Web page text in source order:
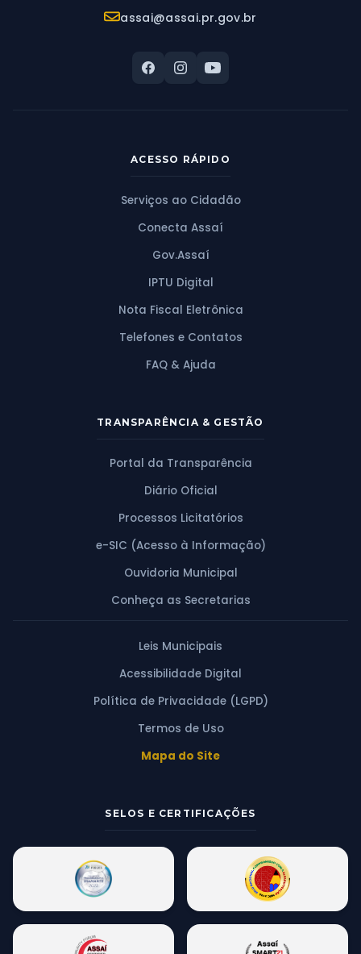
E-mail:
assai@assai.pr.gov.br
ACESSO RÁPIDO
Serviços ao Cidadão
Conecta Assaí
Gov.Assaí
IPTU Digital
Nota Fiscal Eletrônica
Telefones e Contatos
FAQ & Ajuda
TRANSPARÊNCIA & GESTÃO
Portal da Transparência
Diário Oficial
Processos Licitatórios
e-SIC (Acesso à Informação)
Ouvidoria Municipal
Conheça as Secretarias
Leis Municipais
Acessibilidade Digital
Política de Privacidade (LGPD)
Termos de Uso
Mapa do Site
SELOS E CERTIFICAÇÕES